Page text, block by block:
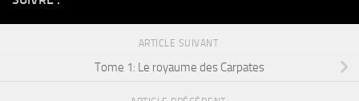
ARTICLE SUIVANT
Tome 1: Le royaume des Carpates